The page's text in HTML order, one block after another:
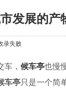
发展的产
录失败
， 候车亭也慢
车亭只是一个简